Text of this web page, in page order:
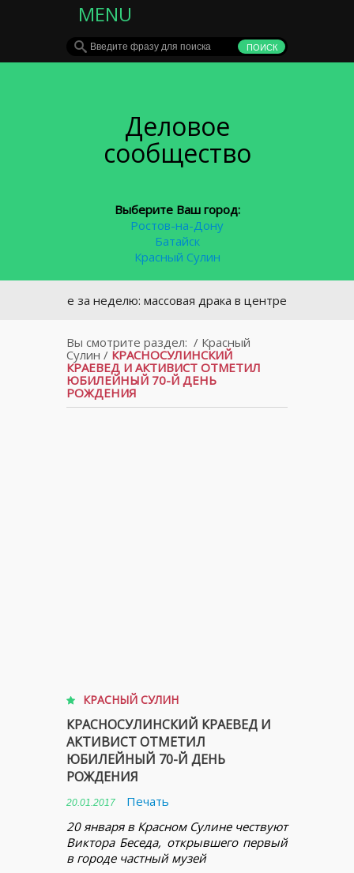
MENU
Деловое
сообщество
Выберите Ваш город:
Ростов-на-Дону
Батайск
Красный Сулин
за неделю: массовая драка в центре Ростова и
Вы смотрите раздел: / Красный
Сулин / КРАСНОСУЛИНСКИЙ
КРАЕВЕД И АКТИВИСТ ОТМЕТИЛ
ЮБИЛЕЙНЫЙ 70-Й ДЕНЬ
РОЖДЕНИЯ
КРАСНЫЙ СУЛИН
КРАСНОСУЛИНСКИЙ КРАЕВЕД И
АКТИВИСТ ОТМЕТИЛ
ЮБИЛЕЙНЫЙ 70-Й ДЕНЬ
РОЖДЕНИЯ
20.01.2017
Печать
20 января в Красном Сулине чествуют
Виктора Беседа, открывшего первый
в городе частный музей